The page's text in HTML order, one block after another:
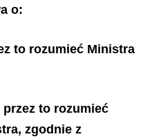
o:
to rozumieć Ministra
to rozumieć
zgodnie z